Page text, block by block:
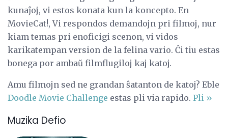
kunaĵoj, vi estos konata kun la koncepto. En
MovieCat!, Vi respondos demandojn pri filmoj, nur
kiam temas pri enoficigi scenon, vi vidos
karikatempan version de la felina vario. Ĉi tiu estas
bonega por ambaŭ filmflugiloj kaj katoj.
Amu filmojn sed ne grandan ŝatanton de katoj? Eble
Doodle Movie Challenge estas pli via rapido. Pli »
Muzika Defio